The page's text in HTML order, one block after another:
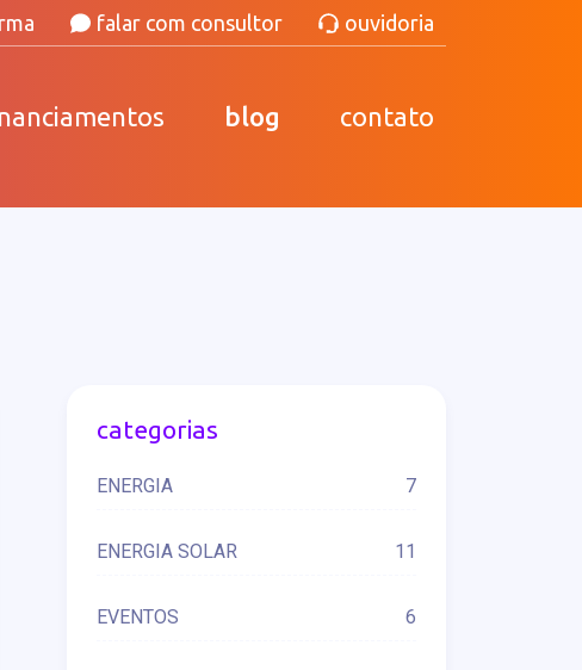
falar com consultor ouvidoria
blog contato
categorias
ENERGIA 7
ENERGIA SOLAR 11
EVENTOS 6